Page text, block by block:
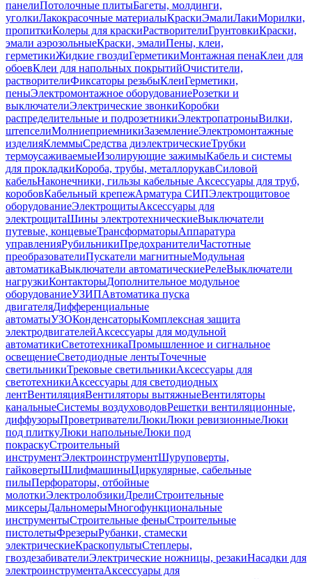
панелиПотолочные плитыБагеты, молдинги,
уголкиЛакокрасочные материалыКраскиЭмалиЛакиМорилки,
пропиткиКолеры для краскиРастворителиГрунтовкиКраски,
эмали аэрозольныеКраски, эмалиПены, клеи,
герметикиЖидкие гвоздиГерметикиМонтажная пенаКлеи для
обоевКлеи для напольных покрытийОчистители,
растворителиФиксаторы резьбыКлеиГерметики,
пеныЭлектромонтажное оборудованиеРозетки и
выключателиЭлектрические звонкиКоробки
распределительные и подрозетникиЭлектропатроныВилки,
штепселиМолниеприемникиЗаземлениеЭлектромонтажные
изделияКлеммыСредства диэлектрическиеТрубки
термоусаживаемыеИзолирующие зажимыКабель и системы
для прокладкиКороба, трубы, металлорукавСиловой
кабельНаконечники, гильзы кабельные Аксессуары для труб,
коробовКабельный крепежАрматура СИПЭлектрощитовое
оборудованиеЭлектрощитыАксессуары для
электрощитаШины электротехническиеВыключатели
путевые, концевыеТрансформаторыАппаратура
управленияРубильникиПредохранителиЧастотные
преобразователиПускатели магнитныеМодульная
автоматикаВыключатели автоматическиеРелеВыключатели
нагрузкиКонтакторыДополнительное модульное
оборудованиеУЗИПАвтоматика пуска
двигателяДифференциальные
автоматыУЗОКонденсаторыКомплексная защита
электродвигателейАксессуары для модульной
автоматикиСветотехникаПромышленное и сигнальное
освещениеСветодиодные лентыТочечные
светильникиТрековые светильникиАксессуары для
светотехникиАксессуары для светодиодных
лентВентиляцияВентиляторы вытяжныеВентиляторы
канальныеСистемы воздуховодовРешетки вентиляционные,
диффузорыПроветривателиЛюкиЛюки ревизионныеЛюки
под плиткуЛюки напольныеЛюки под
покраскуСтроительный
инструментЭлектроинструментШуруповерты,
гайковертыШлифмашиныЦиркулярные, сабельные
пилыПерфораторы, отбойные
молоткиЭлектролобзикиДрелиСтроительные
миксерыДальномерыМногофункциональные
инструментыСтроительные феныСтроительные
пистолетыФрезерыРубанки, стамески
электрическиеКраскопультыСтеплеры,
гвоздезабивателиЭлектрические ножницы, резакиНасадки для
электроинструментаАксессуары для